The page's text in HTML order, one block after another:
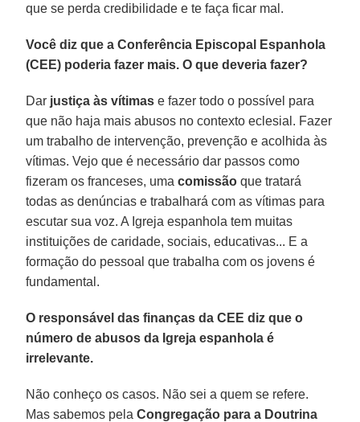
que se perda credibilidade e te faça ficar mal.
Você diz que a Conferência Episcopal Espanhola
(CEE) poderia fazer mais. O que deveria fazer?
Dar justiça às vítimas e fazer todo o possível para
que não haja mais abusos no contexto eclesial. Fazer
um trabalho de intervenção, prevenção e acolhida às
vítimas. Vejo que é necessário dar passos como
fizeram os franceses, umacomissão que tratará
todas as denúncias e trabalhará com as vítimas para
escutar sua voz. A Igreja espanhola tem muitas
instituições de caridade, sociais, educativas... E a
formação do pessoal que trabalha com os jovens é
fundamental.
O responsável das finanças da CEE diz que o
número de abusos da Igreja espanhola é
irrelevante.
Não conheço os casos. Não sei a quem se refere.
Mas sabemos pelaCongregação para a Doutrina